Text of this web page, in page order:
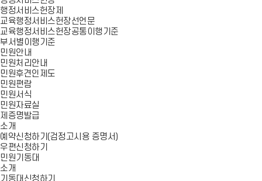
행정서비스헌장제
교육행정서비스헌장선언문
교육행정서비스헌장공통이행기준
부서별이행기준
민원안내
민원처리안내
민원후견인제도
민원편람
민원서식
민원자료실
제증명발급
소개
예약신청하기(검정고시용 증명서)
우편신청하기
민원기동대
소개
기동대신청하기